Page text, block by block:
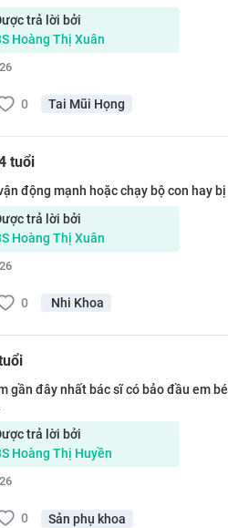
trả lời bởi
Hoàng Thị Xuân
0 Tai Mũi Họng
tuổi
động mạnh hoặc chạy bộ con hay
trả lời bởi
Hoàng Thị Xuân
0 Nhi Khoa
gần đây nhất bác sĩ có bảo đầu em
trả lời bởi
Hoàng Thị Huyền
0 Sản phụ khoa